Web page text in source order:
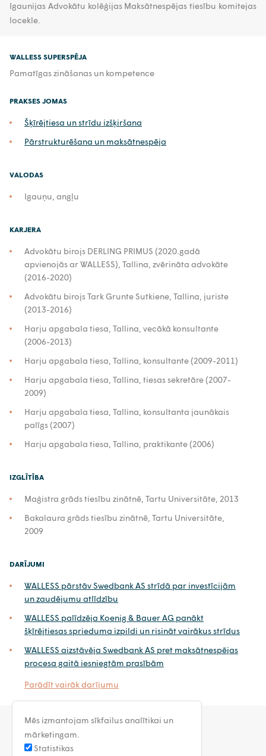
Igaunijas Advokātu kolēģijas Maksātnespējas tiesību komitejas
locekle.
WALLESS SUPERSPĒJA
Pamatīgas zināšanas un kompetence
PRAKSES JOMAS
Šķīrējtiesa un strīdu izšķiršana
Pārstrukturēšana un maksātnespēja
VALODAS
Igauņu, angļu
KARJERA
Advokātu birojs DERLING PRIMUS (2020.gadā
apvienojās ar WALLESS), Tallina, zvērināta advokāte
(2016-2020)
Advokātu birojs Tark Grunte Sutkiene, Tallina, juriste
(2013-2016)
Harju apgabala tiesa, Tallina, vecākā konsultante
(2006-2013)
Harju apgabala tiesa, Tallina, konsultante (2009-2011)
Harju apgabala tiesa, Tallina, tiesas sekretāre (2007-
2009)
Harju apgabala tiesa, Tallina, konsultanta jaunākais
palīgs (2007)
Harju apgabala tiesa, Tallina, praktikante (2006)
IZGLĪTĪBA
Maģistra grāds tiesību zinātnē, Tartu Universitāte, 2013
Bakalaura grāds tiesību zinātnē, Tartu Universitāte,
2009
DARĪJUMI
WALLESS pārstāv Swedbank AS strīdā par investīcijām
un zaudējumu atlīdzību
WALLESS palīdzēja Koenig & Bauer AG panākt
šķīrējtiesas sprieduma izpildi un risināt vairākus strīdus
WALLESS aizstāvēja Swedbank AS pret maksātnespējas
procesa gaitā iesniegtām prasībām
Parādīt vairāk darījumu
Mēs izmantojam sīkfailus analītikai un
mārketingam.
Statistikas